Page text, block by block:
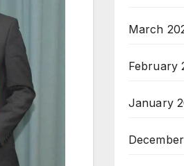
March
February
January